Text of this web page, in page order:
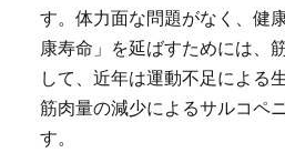
す。体力面な問題がなく、健
康寿命」を延ばすためには、
して、近年は運動不足による
筋肉量の減少によるサルコペ
す。